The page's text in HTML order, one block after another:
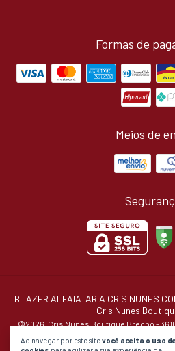
Ao navegar por este sitevocê aceita o uso
Formas de
Meios de
BLAZER ALFAIATARIA CRIS NUNES
Cris Nunes
©2026. Cris Nunes Boutique Brechó -